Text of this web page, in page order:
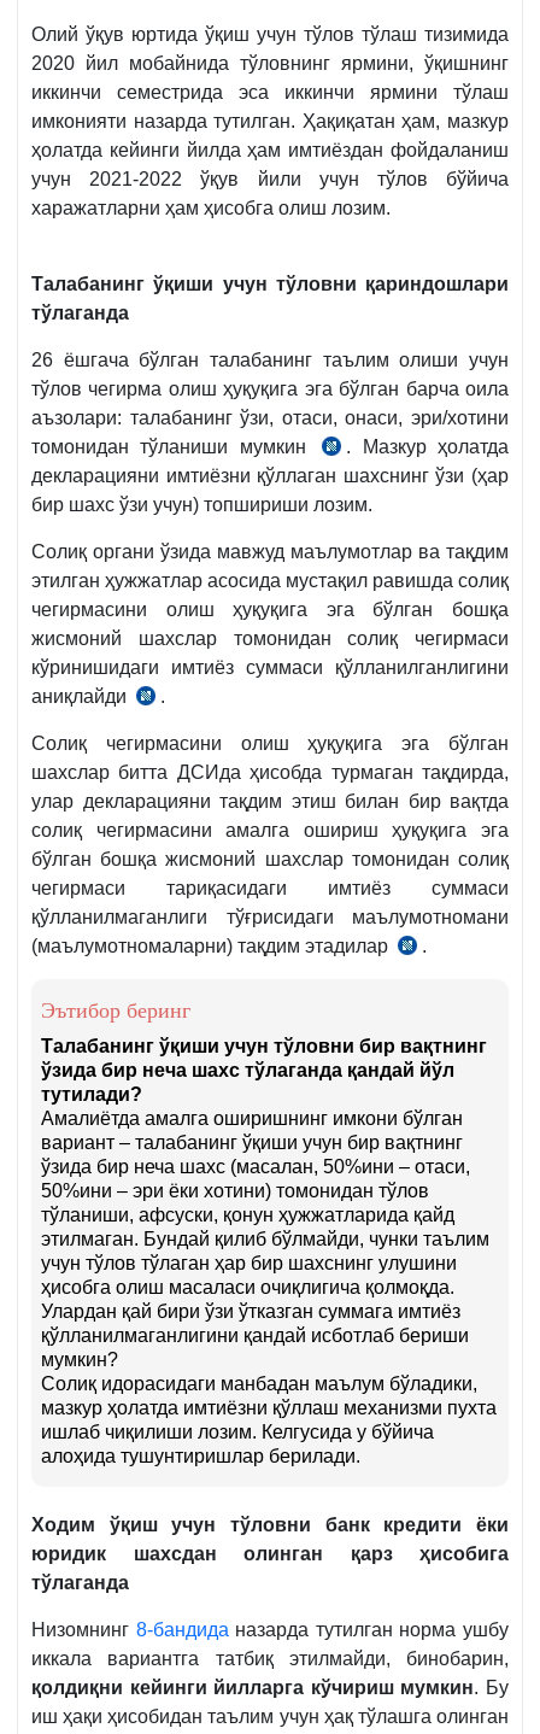
Олий ўқув юртида ўқиш учун тўлов тўлаш тизимида
2020 йил мобайнида тўловнинг ярмини, ўқишнинг
иккинчи семестрида эса иккинчи ярмини тўлаш
имконияти назарда тутилган. Ҳақиқатан ҳам, мазкур
ҳолатда кейинги йилда ҳам имтиёздан фойдаланиш
учун 2021-2022 ўқув йили учун тўлов бўйича
харажатларни ҳам ҳисобга олиш лозим.
Талабанинг ўқиши учун тўловни қариндошлари
тўлаганда
26 ёшгача бўлган талабанинг таълим олиши учун
тўлов чегирма олиш ҳуқуқига эга бўлган барча оила
аъзолари: талабанинг ўзи, отаси, онаси, эри/хотини
томонидан тўланиши мумкин
СК
378-
м.
б.
. Мазкур ҳолатда
декларацияни имтиёзни қўллаган шахснинг ўзи (ҳар
бир шахс ўзи учун) топшириши лозим.
Солиқ органи ўзида мавжуд маълумотлар ва тақдим
этилган ҳужжатлар асосида мустақил равишда солиқ
чегирмасини олиш ҳуқуқига эга бўлган бошқа
жисмоний шахслар томонидан солиқ чегирмаси
кўринишидаги имтиёз суммаси қўлланилганлигини
аниқлайди
27.05.2010
2107-
НИЗОМ
18-
б.
.
Солиқ чегирмасини олиш ҳуқуқига эга бўлган
шахслар битта ДСИда ҳисобда турмаган тақдирда,
улар декларацияни тақдим этиш билан бир вақтда
солиқ чегирмасини амалга ошириш ҳуқуқига эга
бўлган бошқа жисмоний шахслар томонидан солиқ
чегирмаси тариқасидаги имтиёз суммаси
қўлланилмаганлиги тўғрисидаги маълумотномани
(маълумотномаларни) тақдим этадилар
27.05.2010
НИЗОМ
б.
.
Эътибор беринг
Талабанинг ўқиши учун тўловни бир вақтнинг
ўзида бир неча шахс тўлаганда қандай йўл
тутилади?
Амалиётда амалга оширишнинг имкони бўлган
вариант – талабанинг ўқиши учун бир вақтнинг
ўзида бир неча шахс (масалан, 50%ини – отаси,
50%ини – эри ёки хотини) томонидан тўлов
тўланиши, афсуски, қонун ҳужжатларида қайд
этилмаган. Бундай қилиб бўлмайди, чунки таълим
учун тўлов тўлаган ҳар бир шахснинг улушини
ҳисобга олиш масаласи очиқлигича қолмоқда.
Улардан қай бири ўзи ўтказган суммага имтиёз
қўлланилмаганлигини қандай исботлаб бериши
мумкин?
Солиқ идорасидаги манбадан маълум бўладики,
мазкур ҳолатда имтиёзни қўллаш механизми пухта
ишлаб чиқилиши лозим. Келгусида у бўйича
алоҳида тушунтиришлар берилади.
Ходим ўқиш учун тўловни банк кредити ёки
юридик шахсдан олинган қарз ҳисобига
тўлаганда
Низомнинг 8-бандида назарда тутилган норма ушбу
иккала вариантга татбиқ этилмайди, бинобарин,
қолдиқни кейинги йилларга кўчириш мумкин. Бу
иш ҳақи ҳисобидан таълим учун ҳақ тўлашга олинган